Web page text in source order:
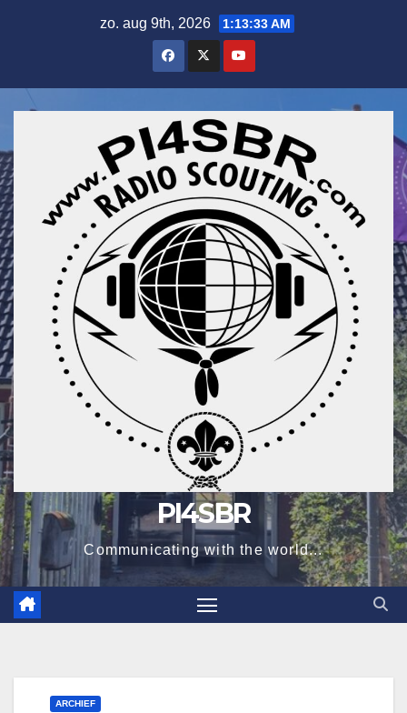
zo. aug 9th, 2026 1:13:34 AM
PI4SBR
Communicating with the world...
ARCHIEF